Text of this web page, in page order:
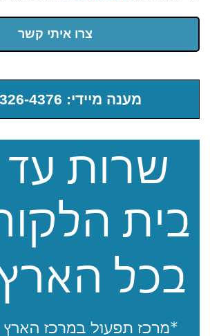
צרו איתי קשר
מענה מיידי: 072-326-4376